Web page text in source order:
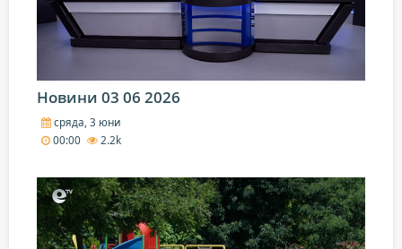
Новини 03 06 2026
сряда, 3 юни
00:00
2.2k